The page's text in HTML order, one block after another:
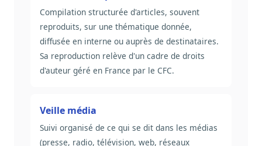
Compilation structurée d'articles, souvent
reproduits, sur une thématique donnée,
diffusée en interne ou auprès de destinataires.
Sa reproduction relève d'un cadre de droits
d'auteur géré en France par le CFC.
Veille média
Suivi organisé de ce qui se dit dans les médias
(presse, radio, télévision, web, réseaux